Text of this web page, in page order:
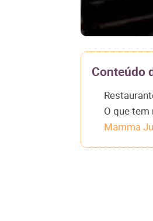
Conteúdo
O que
Mamma